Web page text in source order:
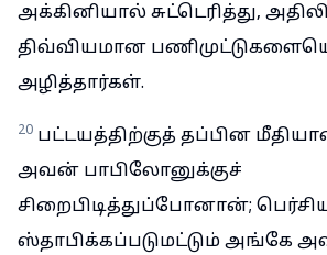
அக்கினியால் சுட்டெரித்து,
திவ்வியமான
அழித்தார்கள்.
20 பட்டயத்திற்குத் தப்பின
அவன் பாபிலோனுக்குச்
சிறைபிடித்துப்போனான்;
ஸ்தாபிக்கப்படுமட்டும் அங்கே